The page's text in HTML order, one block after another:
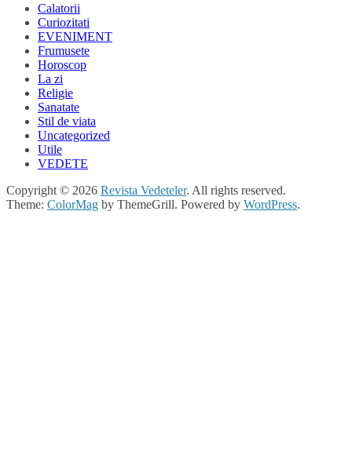
Calatorii
Curiozitati
EVENIMENT
Frumusete
Horoscop
La zi
Religie
Sanatate
Stil de viata
Uncategorized
Utile
VEDETE
Copyright © 2026 Revista Vedeteler. All rights reserved.
Theme: ColorMag by ThemeGrill. Powered by WordPress.